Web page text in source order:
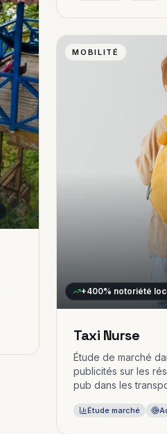
MOBILITÉ
+400% notoriété
Taxi Nurse
Étude de marché
publicités sur les
pub dans les
Étude marché